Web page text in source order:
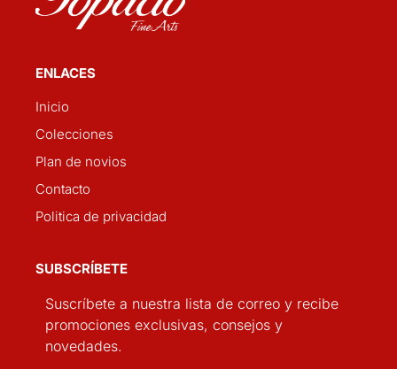
ENLACES
Inicio
Colecciones
Plan de novios
Contacto
Politica de privacidad
SUBSCRÍBETE
Suscríbete a nuestra lista de correo y recibe
promociones exclusivas, consejos y
novedades.